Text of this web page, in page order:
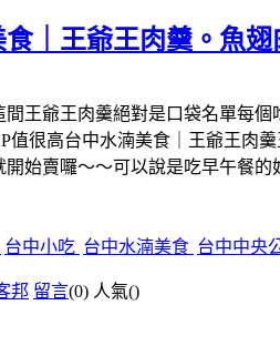
食｜王爺王肉羹。魚
王爺王肉羹絕對是口袋名單每
值很高台中水湳美食｜王爺王肉
始賣囉～～可以說是吃早午餐
台中小吃 台中水湳美食 台中中央
邦 留言(0) 人氣()